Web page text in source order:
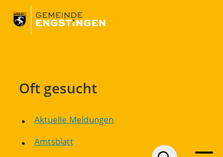
Oft gesucht
Aktuelle Meldungen
Amtsblatt